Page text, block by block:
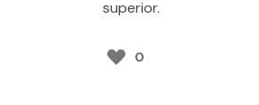
superior.
0